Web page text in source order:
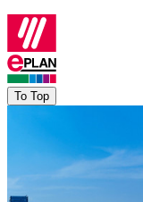
To Top